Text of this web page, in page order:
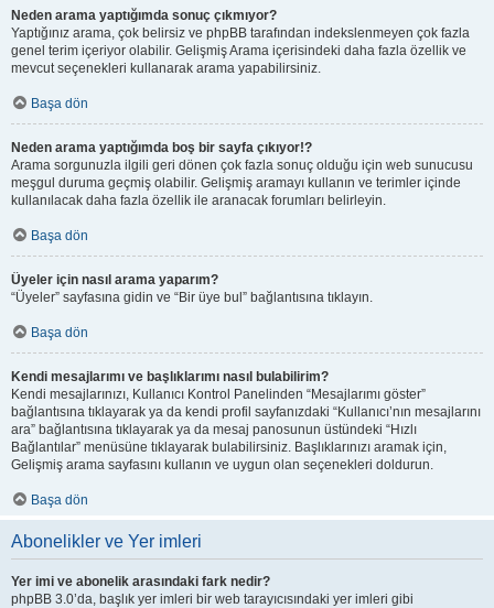
Neden arama yaptığımda sonuç çıkmıyor?
Yaptığınız arama, çok belirsiz ve phpBB tarafından indekslenmeyen çok fazla
genel terim içeriyor olabilir. Gelişmiş Arama içerisindeki daha fazla özellik ve
mevcut seçenekleri kullanarak arama yapabilirsiniz.
Başa dön
Neden arama yaptığımda boş bir sayfa çıkıyor!?
Arama sorgunuzla ilgili geri dönen çok fazla sonuç olduğu için web sunucusu
meşgul duruma geçmiş olabilir. Gelişmiş aramayı kullanın ve terimler içinde
kullanılacak daha fazla özellik ile aranacak forumları belirleyin.
Başa dön
Üyeler için nasıl arama yaparım?
“Üyeler” sayfasına gidin ve “Bir üye bul” bağlantısına tıklayın.
Başa dön
Kendi mesajlarımı ve başlıklarımı nasıl bulabilirim?
Kendi mesajlarınızı, Kullanıcı Kontrol Panelinden “Mesajlarımı göster”
bağlantısına tıklayarak ya da kendi profil sayfanızdaki “Kullanıcı’nın mesajlarını
ara” bağlantısına tıklayarak ya da mesaj panosunun üstündeki “Hızlı
Bağlantılar” menüsüne tıklayarak bulabilirsiniz. Başlıklarınızı aramak için,
Gelişmiş arama sayfasını kullanın ve uygun olan seçenekleri doldurun.
Başa dön
Abonelikler ve Yer imleri
Yer imi ve abonelik arasındaki fark nedir?
phpBB 3.0’da, başlık yer imleri bir web tarayıcısındaki yer imleri gibi